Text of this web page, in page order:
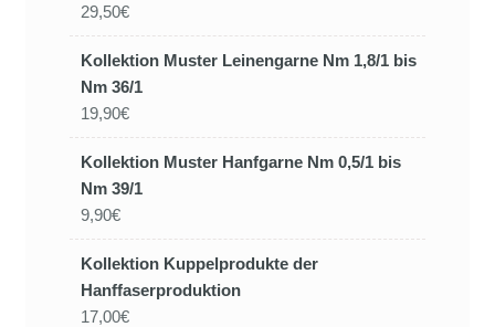
29,50€
Kollektion Muster Leinengarne Nm 1,8/1 bis
Nm 36/1
19,90€
Kollektion Muster Hanfgarne Nm 0,5/1 bis
Nm 39/1
9,90€
Kollektion Kuppelprodukte der
Hanffaserproduktion
17,00€